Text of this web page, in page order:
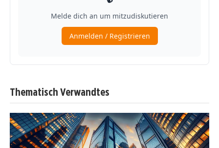
Thematisch Verwandtes